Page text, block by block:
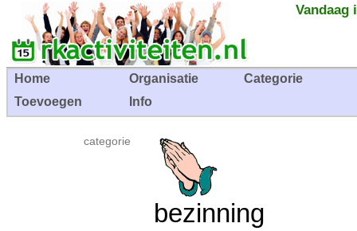
Vandaag
Home Organisatie
Categorie
Toevoegen
Info
categorie
bezinning